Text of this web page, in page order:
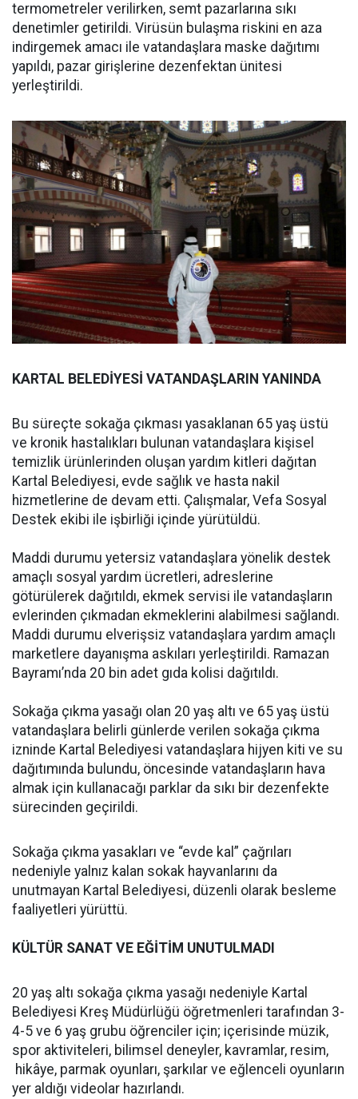
termometreler verilirken, semt pazarlarına sıkı
denetimler getirildi. Virüsün bulaşma riskini en aza
indirgemek amacı ile vatandaşlara maske dağıtımı
yapıldı, pazar girişlerine dezenfektan ünitesi
yerleştirildi.
KARTAL BELEDİYESİ VATANDAŞLARIN YANINDA
Bu süreçte sokağa çıkması yasaklanan 65 yaş üstü
ve kronik hastalıkları bulunan vatandaşlara kişisel
temizlik ürünlerinden oluşan yardım kitleri dağıtan
Kartal Belediyesi, evde sağlık ve hasta nakil
hizmetlerine de devam etti. Çalışmalar, Vefa Sosyal
Destek ekibi ile işbirliği içinde yürütüldü.
Maddi durumu yetersiz vatandaşlara yönelik destek
amaçlı sosyal yardım ücretleri, adreslerine
götürülerek dağıtıldı, ekmek servisi ile vatandaşların
evlerinden çıkmadan ekmeklerini alabilmesi sağlandı.
Maddi durumu elverişsiz vatandaşlara yardım amaçlı
marketlere dayanışma askıları yerleştirildi. Ramazan
Bayramı’nda 20 bin adet gıda kolisi dağıtıldı.
Sokağa çıkma yasağı olan 20 yaş altı ve 65 yaş üstü
vatandaşlara belirli günlerde verilen sokağa çıkma
izninde Kartal Belediyesi vatandaşlara hijyen kiti ve su
dağıtımında bulundu, öncesinde vatandaşların hava
almak için kullanacağı parklar da sıkı bir dezenfekte
sürecinden geçirildi.
Sokağa çıkma yasakları ve “evde kal” çağrıları
nedeniyle yalnız kalan sokak hayvanlarını da
unutmayan Kartal Belediyesi, düzenli olarak besleme
faaliyetleri yürüttü.
KÜLTÜR SANAT VE EĞİTİM UNUTULMADI
20 yaş altı sokağa çıkma yasağı nedeniyle Kartal
Belediyesi Kreş Müdürlüğü öğretmenleri tarafından 3-
4-5 ve 6 yaş grubu öğrenciler için; içerisinde müzik,
spor aktiviteleri, bilimsel deneyler, kavramlar, resim,
hikâye, parmak oyunları, şarkılar ve eğlenceli oyunların
yer aldığı videolar hazırlandı.